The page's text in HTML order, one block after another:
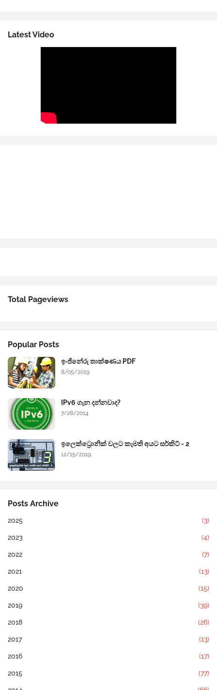
Latest Video
Total Pageviews
Popular Posts
ඉංජිනේරු තාක්ෂණය PDF
8/05/2019
IPv6 ගැන දන්නවාද?
7/28/2014
ඉලෙක්ට්‍රොනික් වලට කැමති අයට සර්කිට් - 2
12/15/2019
Posts Archive
2025 (3)
2023 (4)
2022 (7)
2021 (13)
2020 (15)
2019 (39)
2018 (26)
2017 (13)
2016 (17)
2015 (77)